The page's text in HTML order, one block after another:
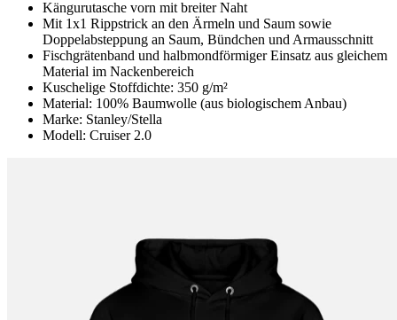
Kängurutasche vorn mit breiter Naht
Mit 1x1 Rippstrick an den Ärmeln und Saum sowie
Doppelabsteppung an Saum, Bündchen und Armausschnitt
Fischgrätenband und halbmondförmiger Einsatz aus gleichem
Material im Nackenbereich
Kuschelige Stoffdichte: 350 g/m²
Material: 100% Baumwolle (aus biologischem Anbau)
Marke: Stanley/Stella
Modell: Cruiser 2.0